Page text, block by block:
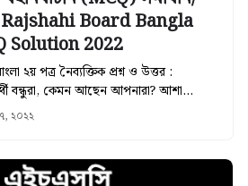
Rajshahi Board Bangla
Solution 2022
২য় পত্র নৈব্যক্তিক প্রশ্ন ও উত্তর :
বন্ধুরা, কেমন আছেন আপনারা? আশা…
২০২২